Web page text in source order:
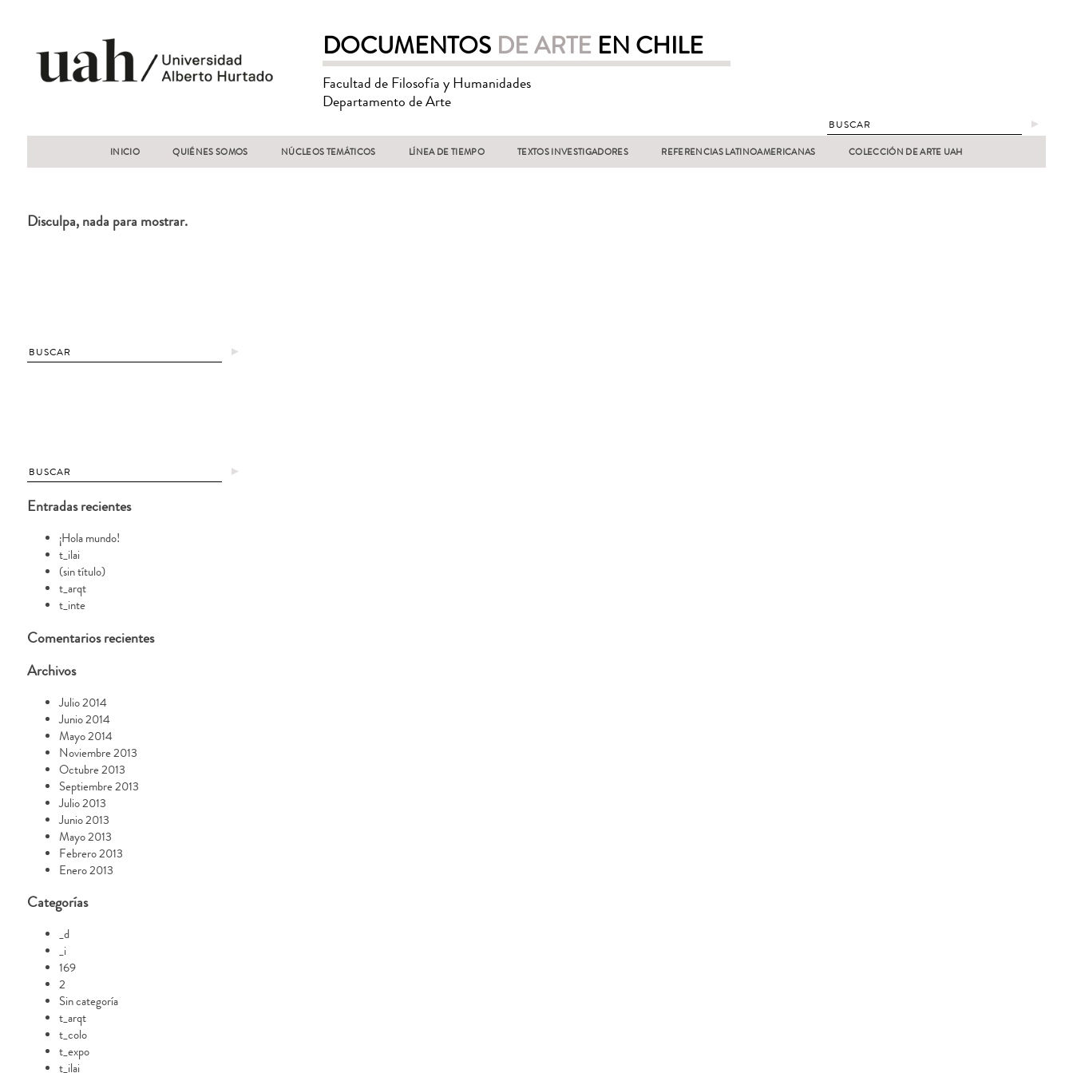
DOCUMENTOSDE ARTE EN CHILE
Facultad de Filosofía y Humanidades
Departamento de Arte
►
INICIO QUIÉNES SOMOS NÚCLEOS TEMÁTICOS LÍNEA DE TIEMPO TEXTOS INVESTIGADORES REFERENCIAS LATINOAMERICANAS COLECCIÓN DE ARTE UAH
Disculpa, nada para mostrar.
►
►
Entradas recientes
¡Hola mundo!
t_ilai
(sin título)
t_arqt
t_inte
Comentarios recientes
Archivos
Julio 2014
Junio 2014
Mayo 2014
Noviembre 2013
Octubre 2013
Septiembre 2013
Julio 2013
Junio 2013
Mayo 2013
Febrero 2013
Enero 2013
Categorías
_d
_i
169
2
Sin categoría
t_arqt
t_colo
t_expo
t_ilai